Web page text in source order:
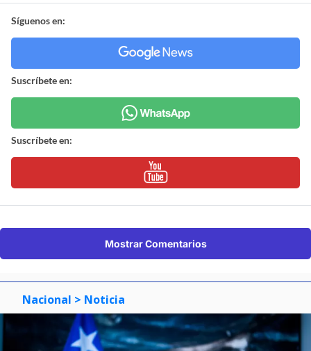
Síguenos en:
Suscríbete en:
Suscríbete en:
Mostrar Comentarios
Nacional > Noticia